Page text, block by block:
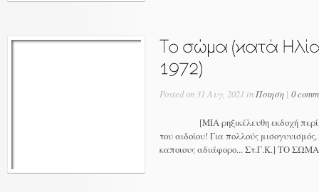
Posted on 31 Αυγ, 2021 in Ποιηση | 0
[ΜΙΑ ρηξικέλευθη εκδοχή περί
του αιδοίου! Για πολλούς
καποιους αδιάφορο... Στ.Γ.Κ.] TO